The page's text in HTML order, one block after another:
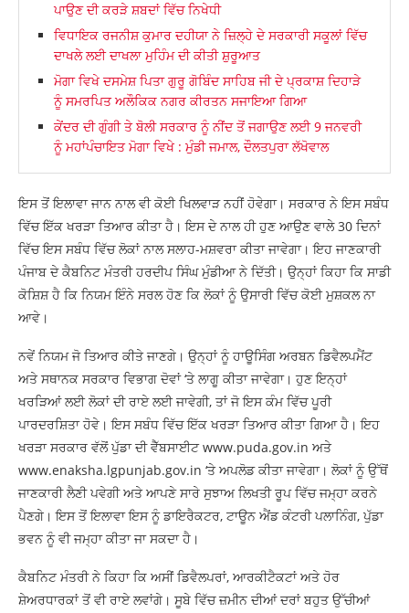
ਪਾਉਣ ਦੀ ਕਰੜੇ ਸ਼ਬਦਾਂ ਵਿੱਚ ਨਿਖੇਧੀ
ਵਿਧਾਇਕ ਰਜਨੀਸ਼ ਕੁਮਾਰ ਦਹੀਯਾ ਨੇ ਜ਼ਿਲ੍ਹੇ ਦੇ ਸਰਕਾਰੀ ਸਕੂਲਾਂ ਵਿੱਚ
ਦਾਖਲੇ ਲਈ ਦਾਖਲਾ ਮੁਹਿੰਮ ਦੀ ਕੀਤੀ ਸ਼ੁਰੂਆਤ
ਮੋਗਾ ਵਿਖੇ ਦਸਮੇਸ਼ ਪਿਤਾ ਗੁਰੂ ਗੋਬਿੰਦ ਸਾਹਿਬ ਜੀ ਦੇ ਪ੍ਰਕਾਸ਼ ਦਿਹਾੜੇ
ਨੂੰ ਸਮਰਪਿਤ ਅਲੌਕਿਕ ਨਗਰ ਕੀਰਤਨ ਸਜਾਇਆ ਗਿਆ
ਕੇਂਦਰ ਦੀ ਗੁੰਗੀ ਤੇ ਬੋਲੀ ਸਰਕਾਰ ਨੂੰ ਨੀਂਦ ਤੋਂ ਜਗਾਉਣ ਲਈ 9 ਜਨਵਰੀ
ਨੂੰ ਮਹਾਂਪੰਚਾਇਤ ਮੋਗਾ ਵਿਖੇ : ਮੁੰਡੀ ਜਮਾਲ, ਦੌਲਤਪੁਰਾ ਲੱਖੋਵਾਲ
ਇਸ ਤੋਂ ਇਲਾਵਾ ਜਾਨ ਨਾਲ ਵੀ ਕੋਈ ਖਿਲਵਾੜ ਨਹੀਂ ਹੋਵੇਗਾ। ਸਰਕਾਰ ਨੇ ਇਸ ਸਬੰਧ
ਵਿੱਚ ਇੱਕ ਖਰੜਾ ਤਿਆਰ ਕੀਤਾ ਹੈ। ਇਸ ਦੇ ਨਾਲ ਹੀ ਹੁਣ ਆਉਣ ਵਾਲੇ 30 ਦਿਨਾਂ
ਵਿੱਚ ਇਸ ਸਬੰਧ ਵਿੱਚ ਲੋਕਾਂ ਨਾਲ ਸਲਾਹ-ਮਸ਼ਵਰਾ ਕੀਤਾ ਜਾਵੇਗਾ। ਇਹ ਜਾਣਕਾਰੀ
ਪੰਜਾਬ ਦੇ ਕੈਬਨਿਟ ਮੰਤਰੀ ਹਰਦੀਪ ਸਿੰਘ ਮੁੰਡੀਆ ਨੇ ਦਿੱਤੀ। ਉਨ੍ਹਾਂ ਕਿਹਾ ਕਿ ਸਾਡੀ
ਕੋਸ਼ਿਸ਼ ਹੈ ਕਿ ਨਿਯਮ ਇੰਨੇ ਸਰਲ ਹੋਣ ਕਿ ਲੋਕਾਂ ਨੂੰ ਉਸਾਰੀ ਵਿੱਚ ਕੋਈ ਮੁਸ਼ਕਲ ਨਾ
ਆਵੇ।
ਨਵੇਂ ਨਿਯਮ ਜੋ ਤਿਆਰ ਕੀਤੇ ਜਾਣਗੇ। ਉਨ੍ਹਾਂ ਨੂੰ ਹਾਊਸਿੰਗ ਅਰਬਨ ਡਿਵੈਲਪਮੈਂਟ
ਅਤੇ ਸਥਾਨਕ ਸਰਕਾਰ ਵਿਭਾਗ ਦੋਵਾਂ ‘ਤੇ ਲਾਗੂ ਕੀਤਾ ਜਾਵੇਗਾ। ਹੁਣ ਇਨ੍ਹਾਂ
ਖਰੜਿਆਂ ਲਈ ਲੋਕਾਂ ਦੀ ਰਾਏ ਲਈ ਜਾਵੇਗੀ, ਤਾਂ ਜੋ ਇਸ ਕੰਮ ਵਿੱਚ ਪੂਰੀ
ਪਾਰਦਰਸ਼ਿਤਾ ਹੋਵੇ। ਇਸ ਸਬੰਧ ਵਿੱਚ ਇੱਕ ਖਰੜਾ ਤਿਆਰ ਕੀਤਾ ਗਿਆ ਹੈ। ਇਹ
ਖਰੜਾ ਸਰਕਾਰ ਵੱਲੋਂ ਪੁੱਡਾ ਦੀ ਵੈੱਬਸਾਈਟ www.puda.gov.in ਅਤੇ
www.enaksha.lgpunjab.gov.in ‘ਤੇ ਅਪਲੋਡ ਕੀਤਾ ਜਾਵੇਗਾ। ਲੋਕਾਂ ਨੂੰ ਉੱਥੋਂ
ਜਾਣਕਾਰੀ ਲੈਣੀ ਪਵੇਗੀ ਅਤੇ ਆਪਣੇ ਸਾਰੇ ਸੁਝਾਅ ਲਿਖਤੀ ਰੂਪ ਵਿੱਚ ਜਮ੍ਹਾ ਕਰਨੇ
ਪੈਣਗੇ। ਇਸ ਤੋਂ ਇਲਾਵਾ ਇਸ ਨੂੰ ਡਾਇਰੈਕਟਰ, ਟਾਊਨ ਐਂਡ ਕੰਟਰੀ ਪਲਾਨਿੰਗ, ਪੁੱਡਾ
ਭਵਨ ਨੂੰ ਵੀ ਜਮ੍ਹਾ ਕੀਤਾ ਜਾ ਸਕਦਾ ਹੈ।
ਕੈਬਨਿਟ ਮੰਤਰੀ ਨੇ ਕਿਹਾ ਕਿ ਅਸੀਂ ਡਿਵੈਲਪਰਾਂ, ਆਰਕੀਟੈਕਟਾਂ ਅਤੇ ਹੋਰ
ਸ਼ੇਅਰਧਾਰਕਾਂ ਤੋਂ ਵੀ ਰਾਏ ਲਵਾਂਗੇ। ਸੂਬੇ ਵਿੱਚ ਜ਼ਮੀਨ ਦੀਆਂ ਦਰਾਂ ਬਹੁਤ ਉੱਚੀਆਂ